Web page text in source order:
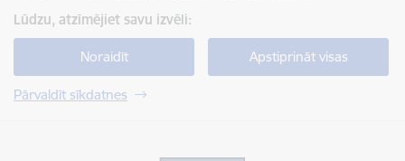
Lūdzu, atzīmējiet savu izvēli:
Noraidīt Apstiprināt visas
Pārvaldīt sīkdatnes